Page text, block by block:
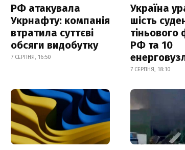
РФ атакувала
Укрнафту: компанія
втратила суттєві
обсяги видобутку
7 СЕРПНЯ, 16:50
Україна
шість
тіньового
РФ та 10
7 СЕРПНЯ, 18:10